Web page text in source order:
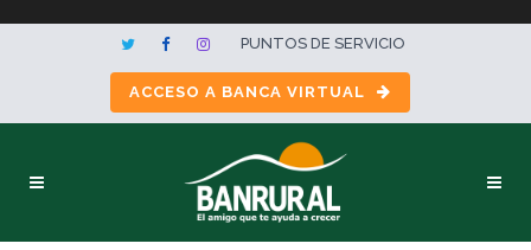
PUNTOS DE SERVICIO
ACCESO A BANCA VIRTUAL